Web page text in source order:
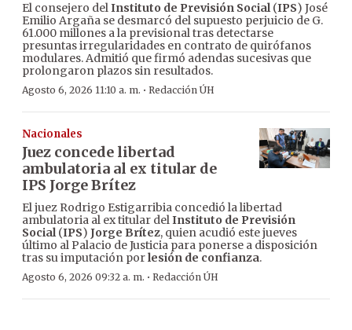
El consejero delInstituto de Previsión Social(IPS) José
Emilio Argaña se desmarcó del supuesto perjuicio de G.
61.000 millones a la previsional tras detectarse
presuntas irregularidades en contrato de quirófanos
modulares. Admitió que firmó adendas sucesivas que
prolongaron plazos sin resultados.
Agosto 6, 2026 11:10 a. m. · Redacción ÚH
Nacionales
Juez concede libertad
ambulatoria al ex titular de
IPS Jorge Brítez
El juez Rodrigo Estigarribia concedió la libertad
ambulatoria al ex titular delInstituto de Previsión
Social(IPS) Jorge Brítez, quien acudió este jueves
último al Palacio de Justicia para ponerse a disposición
tras su imputación porlesión de confianza.
Agosto 6, 2026 09:32 a. m. · Redacción ÚH